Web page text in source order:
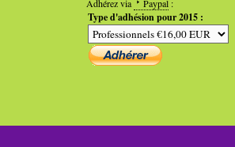
Adhérez via Paypal :
Type d'adhésion pour 2015 :